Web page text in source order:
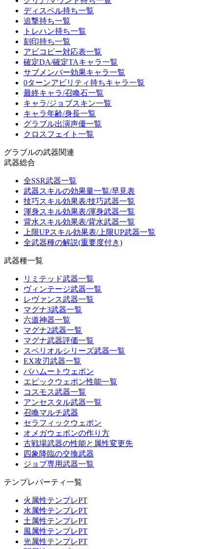
ディスペル持ち一覧
追撃持ち一覧
トレハン持ち一覧
刻印持ち一覧
アビコピー対応表一覧
確定DA/確定TAキャラ一覧
サブメンバー効果キャラ一覧
0ターンアビリティ持ちキャラ一覧
最終キャラ/召喚石一覧
キャラ/ジョブスキン一覧
キャラ年齢/身長一覧
グラブル出演声優一覧
クロスフェイト一覧
グラブルの武器関連
武器総合
全SSR武器一覧
武器スキルの効果量一覧/早見表
技巧スキル効果表/技巧武器一覧
渾身スキル効果表/渾身武器一覧
背水スキル効果表/背水武器一覧
上限UPスキル効果表/上限UP武器一覧
全武器種の解説(重要度付き)
武器種一覧
リミテッド武器一覧
ヴィンテージ武器一覧
レヴァンス武器一覧
マグナ3武器一覧
六道神器一覧
マグナ2武器一覧
マグナ武器評価一覧
スペリオルシリーズ武器一覧
EX攻刃武器一覧
バハムートウェポン
エピックウェポン性能一覧
コスモス武器一覧
アンセスタル武器一覧
召喚マルチ武器
セラフィックウェポン
オメガウェポンの作り方
古戦場武器の性能と属性変更先
四象降臨の交換武器
ジョブ専用武器一覧
テンプレパーティ一覧
火属性テンプレPT
水属性テンプレPT
土属性テンプレPT
風属性テンプレPT
光属性テンプレPT